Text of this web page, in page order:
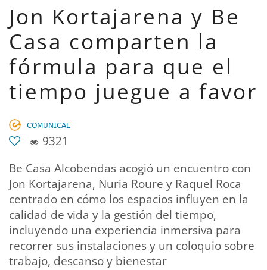
Jon Kortajarena y Be
Casa comparten la
fórmula para que el
tiempo juegue a favor
𝖢𝖮𝖬𝖴𝖭𝖨𝖢𝖠𝖤
9321
Be Casa Alcobendas acogió un encuentro con
Jon Kortajarena, Nuria Roure y Raquel Roca
centrado en cómo los espacios influyen en la
calidad de vida y la gestión del tiempo,
incluyendo una experiencia inmersiva para
recorrer sus instalaciones y un coloquio sobre
trabajo, descanso y bienestar